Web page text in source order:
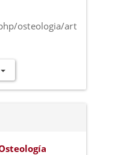
osteologia/art